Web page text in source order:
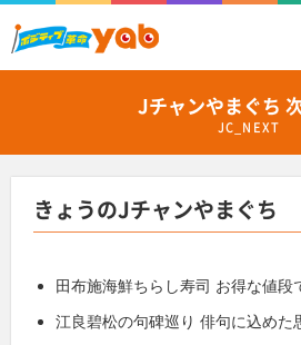
Jチャンやまぐち
JC_NEXT
きょうのJチャンやまぐち
田布施海鮮ちらし寿司 お得な値段
江良碧松の句碑巡り 俳句に込めた